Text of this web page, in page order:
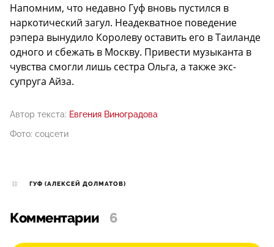
Напомним, что недавно Гуф вновь пустился в
наркотический загул. Неадекватное поведение
рэпера вынудило Королеву оставить его в Таиланде
одного и сбежать в Москву. Привести музыканта в
чувства смогли лишь сестра Ольга, а также экс-
супруга Айза.
Автор текста: Евгения Виноградова
Фото: соцсети
ГУФ (АЛЕКСЕЙ ДОЛМАТОВ)
Комментарии 6